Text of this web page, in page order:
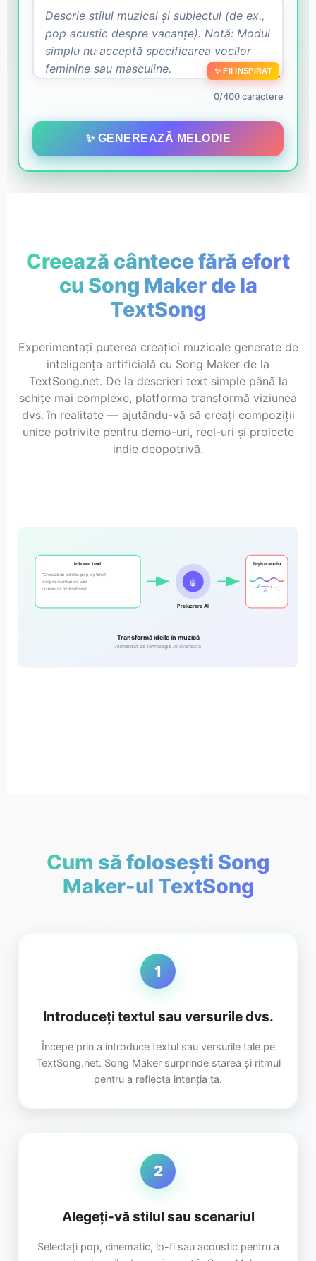
✨ FII INSPIRAT
0/400 caractere
✨ GENEREAZĂ MELODIE
Creează cântece fără efort
cu Song Maker de la
TextSong
Experimentați puterea creației muzicale generate de
inteligența artificială cu Song Maker de la
TextSong.net. De la descrieri text simple până la
schițe mai complexe, platforma transformă viziunea
dvs. în realitate — ajutându-vă să creați compoziții
unice potrivite pentru demo-uri, reel-uri și proiecte
indie deopotrivă.
Intrare text
"Creează un cântec pop optimist
despre aventuri de vară
cu melodii molipsitoare"
🤖
Prelucrare AI
Ieșire audio
🎵
🎶
♪ ♫
Transformă ideile în muzică
Alimentat de tehnologie AI avansată
Cum să folosești Song
Maker-ul TextSong
1
Introduceți textul sau versurile dvs.
Începe prin a introduce textul sau versurile tale pe
TextSong.net. Song Maker surprinde starea și ritmul
pentru a reflecta intenția ta.
2
Alegeți-vă stilul sau scenariul
Selectați pop, cinematic, lo-fi sau acoustic pentru a